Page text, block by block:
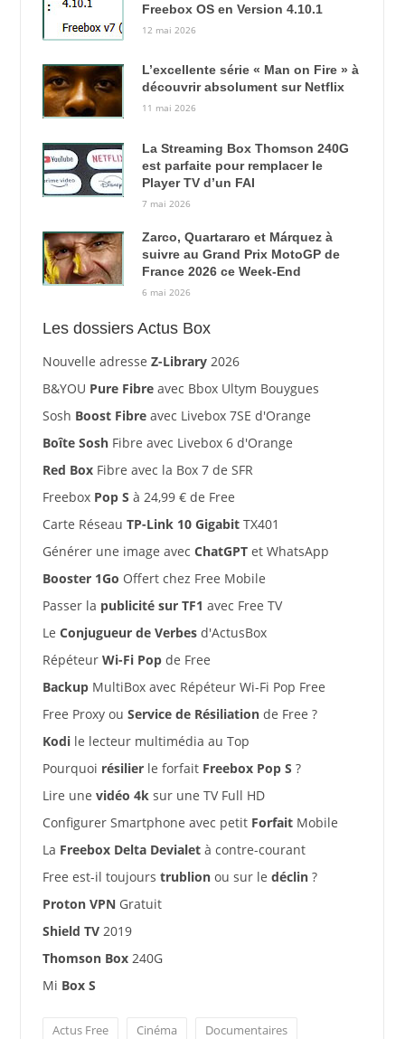
Freebox OS en Version 4.10.1
12 mai 2026
L’excellente série « Man on Fire » à
découvrir absolument sur Netflix
11 mai 2026
La Streaming Box Thomson 240G
est parfaite pour remplacer le
Player TV d’un FAI
7 mai 2026
Zarco, Quartararo et Márquez à
suivre au Grand Prix MotoGP de
France 2026 ce Week-End
6 mai 2026
Les dossiers Actus Box
Nouvelle adresse Z-Library2026
B&YOU Pure Fibreavec Bbox Ultym Bouygues
Sosh Boost Fibreavec Livebox 7SE d'Orange
Boîte SoshFibre avec Livebox 6 d'Orange
Red BoxFibre avec la Box 7 de SFR
Freebox Pop S à 24,99 € de Free
Carte Réseau TP-Link 10 GigabitTX401
Générer une image avec ChatGPTet WhatsApp
Booster 1Go Offert chez Free Mobile
Passer la publicité sur TF1 avec Free TV
Le Conjugueur de Verbesd'ActusBox
Répéteur Wi-Fi Popde Free
BackupMultiBox avec Répéteur Wi-Fi Pop Free
Free Proxy ou Service de Résiliationde Free ?
Kodile lecteur multimédia au Top
Pourquoi résilierle forfait Freebox Pop S ?
Lire une vidéo 4ksur une TV Full HD
Configurer Smartphone avec petit ForfaitMobile
La Freebox Delta Devialetà contre-courant
Free est-il toujours trublionou sur le déclin?
Proton VPN Gratuit
Shield TV2019
Thomson Box240G
Mi Box S
Actus Free Cinéma Documentaires